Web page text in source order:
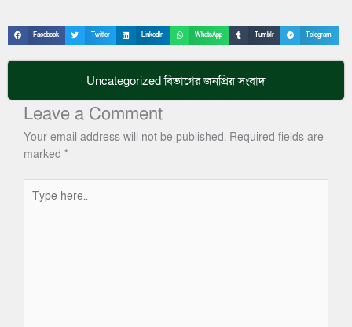
Facebook Twitter LinkedIn WhatsApp Tumblr Telegram
Uncategorizedবিভাগের জনপ্রিয় সংবাদ
Leave a Comment
Your email address will not be published. Required fields are
marked *
here..